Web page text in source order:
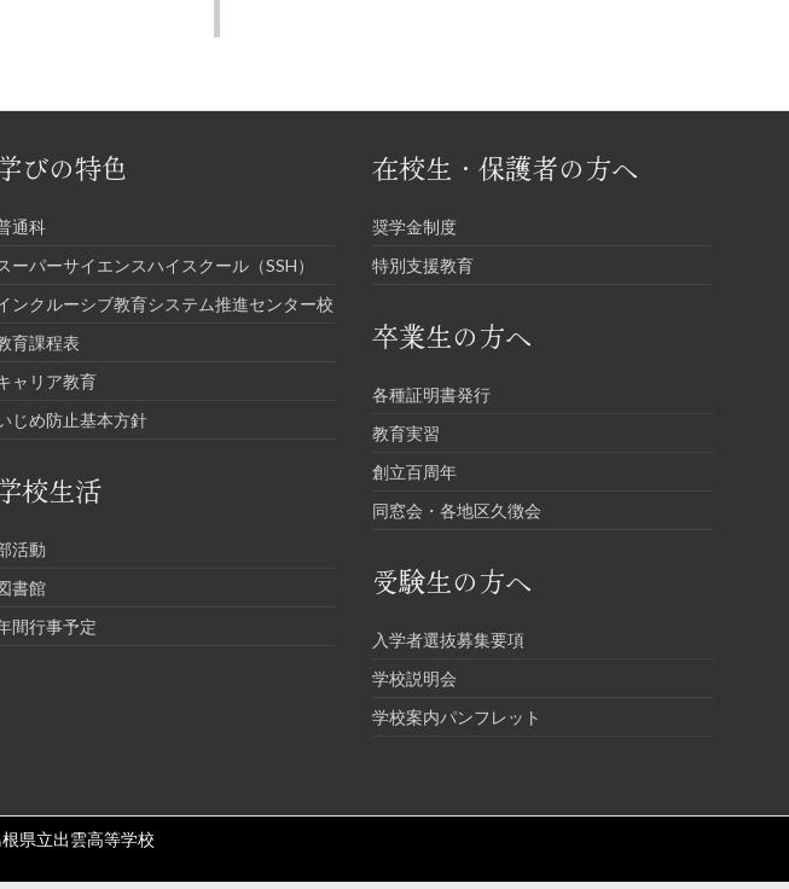
びの特色
通科
ーパーサイエンスハイスクール（SSH）
ンクルーシブ教育システム推進センター校
育課程表
ャリア教育
じめ防止基本方針
校生活
活動
書館
間行事予定
在校生・保護者の方へ
奨学金制度
特別支援教育
卒業生の方へ
各種証明書発行
教育実習
創立百周年
同窓会・各地区久徴会
受験生の方へ
入学者選抜募集要項
学校説明会
学校案内パンフレット
県立出雲高等学校